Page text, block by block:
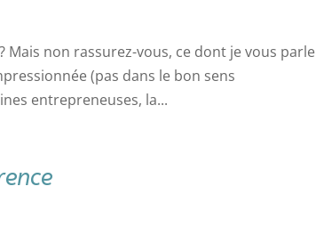
Mais non rassurez-vous, ce dont je vous parle
(pas dans le bon sens
entrepreneuses, la...